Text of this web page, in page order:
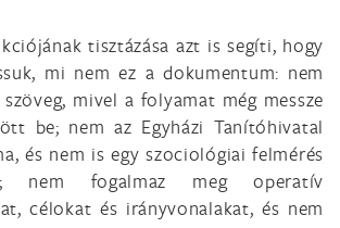
tisztázása azt is segíti, hogy
mi nem ez a dokumentum: nem
szöveg, mivel a folyamat még messze
be; nem az Egyházi Tanítóhivatal
és nem is egy szociológiai felmérés
nem fogalmaz meg operatív
célokat és irányvonalakat, és nem